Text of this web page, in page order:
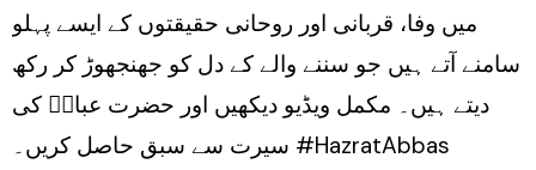
میں وفا، قربانی اور روحانی حقیقتوں کے ایسے پہلو
سامنے آتے ہیں جو سننے والے کے دل کو جھنجھوڑ کر رکھ
دیتے ہیں۔ مکمل ویڈیو دیکھیں اور حضرت عباسؑ کی
سیرت سے سبق حاصل کریں۔ #HazratAbbas